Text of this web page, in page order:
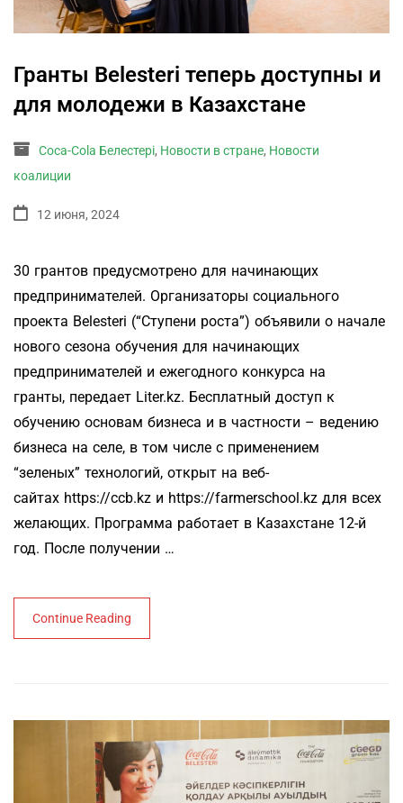
Гранты Belesteri теперь доступны и
для молодежи в Казахстане
Coca-Cola Белестері, Новости в стране, Новости
коалиции
12 июня, 2024
30 грантов предусмотрено для начинающих
предпринимателей. Организаторы социального
проекта Belesteri (“Ступени роста”) объявили о начале
нового сезона обучения для начинающих
предпринимателей и ежегодного конкурса на
гранты, передает Liter.kz. Бесплатный доступ к
обучению основам бизнеса и в частности – ведению
бизнеса на селе, в том числе с применением
“зеленых” технологий, открыт на веб-
сайтах https://ccb.kz и https://farmerschool.kz для всех
желающих. Программа работает в Казахстане 12-й
год. После получении …
Continue Reading